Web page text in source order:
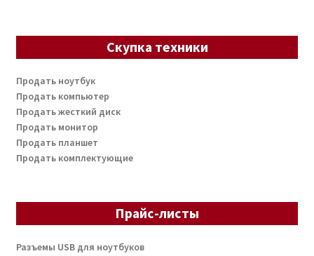
Скупка техники
Продать ноутбук
Продать компьютер
Продать жесткий диск
Продать монитор
Продать планшет
Продать комплектующие
Прайс-листы
Разъемы USB для ноутбуков